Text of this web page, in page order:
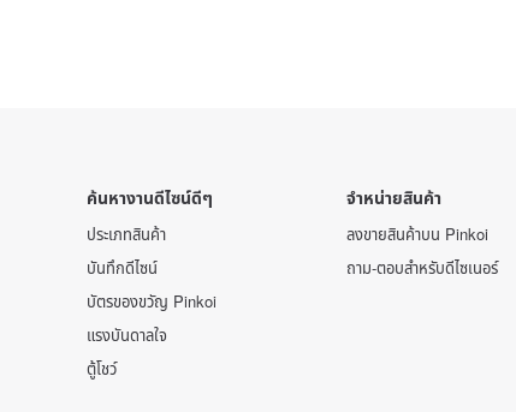
ค้นหางานดีไซน์ดีๆ
ประเภทสินค้า
บันทึกดีไซน์
บัตรของขวัญ Pinkoi
แรงบันดาลใจ
ตู้โชว์
จำหน่ายสินค้า
ลงขายสินค้าบน Pinkoi
ถาม-ตอบสำหรับดีไซเนอร์